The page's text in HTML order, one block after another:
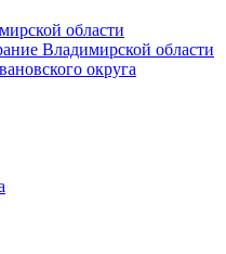
области
Владимирской области
округа